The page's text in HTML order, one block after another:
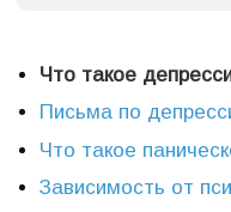
Что такое
Письма по
Что такое
Зависимость от